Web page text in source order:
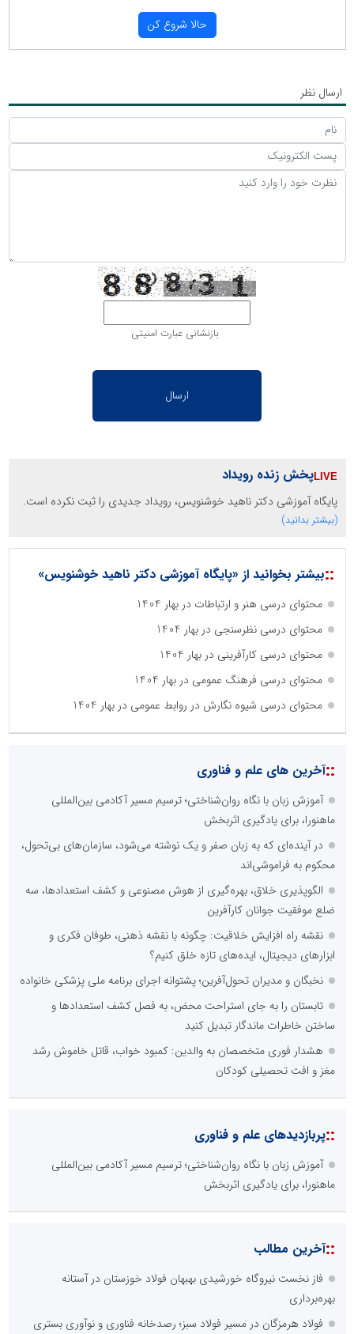
حالا شروع كن
ارسال نظر
بازنشانی عبارت امنیتی
پخش زنده رویداد
پایگاه آموزشی دکتر ناهید خوشنویس، رویداد جدیدی را ثبت نکرده است.
(بیشتر بدانید)
::بیشتر بخوانید از «پایگاه آموزشی دکتر ناهید خوشنویس»
محتوای درسی هنر و ارتباطات در بهار 1404
محتوای درسی نظرسنجی در بهار 1404
محتوای درسی کارآفرینی در بهار 1404
محتوای درسی فرهنگ عمومی در بهار 1404
محتوای درسی شیوه نگارش در روابط عمومی در بهار 1404
::آخرین های علم و فناوری
آموزش زبان با نگاه روان‌شناختی؛ ترسیم مسیر آکادمی بین‌المللی
ماهنورا، برای یادگیری اثربخش
در آینده‌ای که به زبان صفر و یک نوشته می‌شود، سازمان‌های بی‌تحول،
محکوم به فراموشی‌اند
الگوپذیری خلاق، بهره‌گیری از هوش مصنوعی و کشف استعدادها، سه
ضلع موفقیت جوانان کارآفرین
نقشه راه افزایش خلاقیت: چگونه با نقشه ذهنی، طوفان فکری و
ابزارهای دیجیتال، ایده‌های تازه خلق کنیم؟
نخبگان و مدیران تحول‌آفرین؛ پشتوانه اجرای برنامه ملی پزشکی خانواده
تابستان را به جای استراحت محض، به فصل کشف استعدادها و
ساختن خاطرات ماندگار تبدیل کنید
هشدار فوری متخصصان به والدین: کمبود خواب، قاتل خاموش رشد
مغز و افت تحصیلی کودکان
::پربازدیدهای علم و فناوری
آموزش زبان با نگاه روان‌شناختی؛ ترسیم مسیر آکادمی بین‌المللی
ماهنورا، برای یادگیری اثربخش
::آخرین مطالب
فاز نخست نیروگاه خورشیدی بهبهان فولاد خوزستان در آستانه
بهره‌برداری
فولاد هرمزگان در مسیر فولاد سبز؛ رصدخانه فناوری و نوآوری بستری